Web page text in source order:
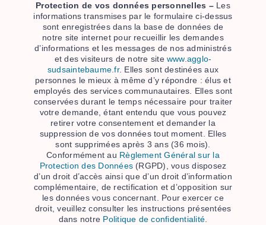
Protection de vos données personnelles – Les
informations transmises par le formulaire ci-dessus
sont enregistrées dans la base de données de
notre site internet pour recueillir les demandes
d’informations et les messages de nos administrés
et des visiteurs de notre sitewww.agglo-
sudsaintebaume.fr. Elles sont destinées aux
personnes le mieux à même d’y répondre : élus et
employés des services communautaires. Elles sont
conservées durant le temps nécessaire pour traiter
votre demande, étant entendu que vous pouvez
retirer votre consentement et demander la
suppression de vos données tout moment. Elles
sont supprimées après 3 ans (36 mois).
Conformément au Règlement Général sur la
Protection des Données (RGPD), vous disposez
d’un droit d’accès ainsi que d’un droit d’information
complémentaire, de rectification et d’opposition sur
les données vous concernant. Pour exercer ce
droit, veuillez consulter les instructions présentées
dans notre Politique de confidentialité.